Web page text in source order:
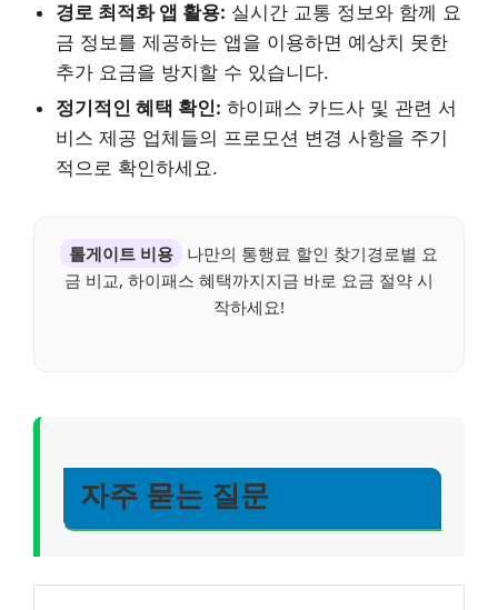
경로 최적화 앱 활용: 실시간 교통 정보와 함께 요
금 정보를 제공하는 앱을 이용하면 예상치 못한
추가 요금을 방지할 수 있습니다.
정기적인 혜택 확인: 하이패스 카드사 및 관련 서
비스 제공 업체들의 프로모션 변경 사항을 주기
적으로 확인하세요.
톨게이트 비용
나만의 통행료 할인 찾기경로별 요
금 비교, 하이패스 혜택까지지금 바로 요금 절약 시
작하세요!
자주 묻는 질문